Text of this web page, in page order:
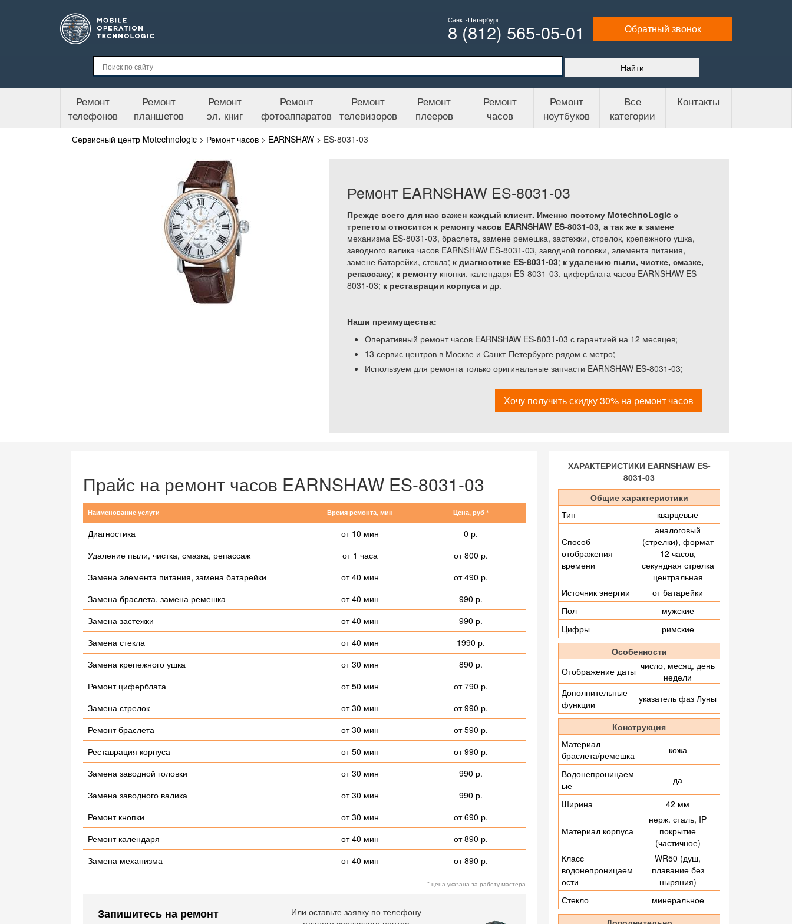
Санкт-Петербург
8 (812) 565-05-01 Обратный звонок
Ремонт
телефонов
Ремонт
планшетов
Ремонт
эл. книг
Ремонт
фотоаппаратов
Ремонт
телевизоров
Ремонт
плееров
Ремонт
часов
Ремонт
ноутбуков
Все
категории
Контакты
Сервисный центр Motechnologic > Ремонт часов > EARNSHAW > ES-8031-03
Ремонт EARNSHAW ES-8031-03
Прежде всего для нас важен каждый клиент. Именно поэтому MotechnoLogic с
трепетом относится к ремонту часов EARNSHAW ES-8031-03, а так же к замене
механизма ES-8031-03, браслета, замене ремешка, застежки, стрелок, крепежного ушка,
заводного валика часов EARNSHAW ES-8031-03, заводной головки, элемента питания,
замене батарейки, стекла; к диагностике ES-8031-03; к удалению пыли, чистке, смазке,
репассажу; к ремонту кнопки, календаря ES-8031-03, циферблата часов EARNSHAW ES-
8031-03; к реставрации корпуса и др.
Наши преимущества:
Оперативный ремонт часов EARNSHAW ES-8031-03 с гарантией на 12 месяцев;
13 сервис центров в Москве и Санкт-Петербурге рядом с метро;
Используем для ремонта только оригинальные запчасти EARNSHAW ES-8031-03;
Хочу получить скидку 30% на ремонт часов
Прайс на ремонт часов EARNSHAW ES-8031-03
Наименование услуги Время ремонта, мин Цена, руб *
Диагностика от 10 мин
0 р.
Удаление пыли, чистка, смазка, репассаж
от 1 часа
от 800 р.
Замена элемента питания, замена батарейки
от 40 мин
от 490 р.
Замена браслета, замена ремешка
от 40 мин
990 р.
Замена застежки
от 40 мин
990 р.
Замена стекла
от 40 мин
1990 р.
Замена крепежного ушка
от 30 мин
890 р.
Ремонт циферблата
от 50 мин
от 790 р.
Замена стрелок
от 30 мин
от 990 р.
Ремонт браслета
от 30 мин
от 590 р.
Реставрация корпуса
от 50 мин
от 990 р.
Замена заводной головки
от 30 мин
990 р.
Замена заводного валика
от 30 мин
990 р.
Ремонт кнопки
от 30 мин
от 690 р.
Ремонт календаря
от 40 мин
от 890 р.
Замена механизма
от 40 мин от 890 р.
* цена указана за работу мастера
Запишитесь на ремонт
Или оставьте заявку по телефону
ХАРАКТЕРИСТИКИ EARNSHAW ES-
8031-03
Общие характеристики
Тип
кварцевые
Способ
отображения
времени
аналоговый
(стрелки), формат
12 часов,
секундная стрелка
центральная
Источник энергии
от батарейки
Пол
мужские
Цифры
римские
Особенности
Отображение даты число, месяц, день
недели
Дополнительные
функции
указатель фаз Луны
Конструкция
Материал
браслета/ремешка
кожа
Водонепроницаем
ые
да
Ширина 42 мм
Материал корпуса
нерж. сталь, IP
покрытие
(частичное)
Класс
водонепроницаем
ости
WR50 (душ,
плавание без
ныряния)
Стекло
минеральное